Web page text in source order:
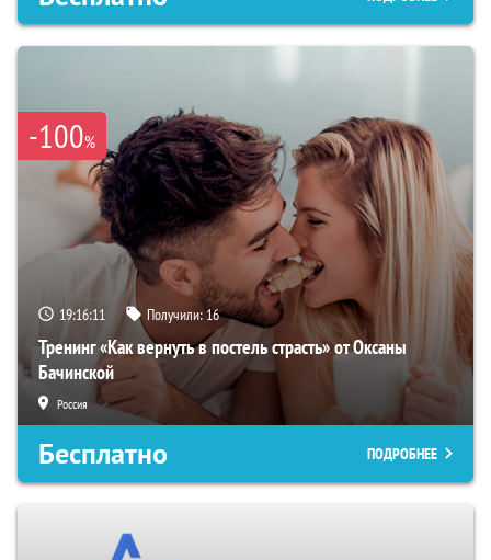
-100%
19:16:10 Получили:16
Тренинг «Как вернуть в постель страсть» от Оксаны
Бачинской
Россия
Бесплатно ПОДРОБНЕЕ